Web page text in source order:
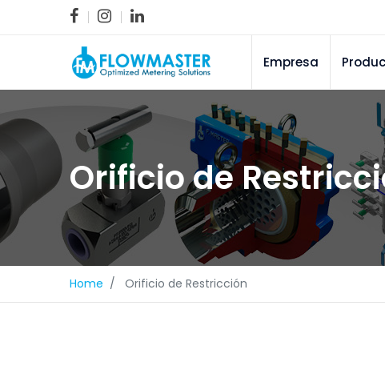
Empresa
Orificio de
Home Orificio de Restricción